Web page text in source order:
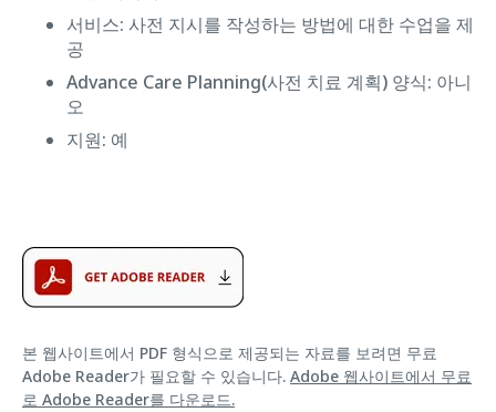
서비스: 사전 지시를 작성하는 방법에 대한 수업을 제
공
Advance Care Planning(사전 치료 계획) 양식: ‌아니
오
지원: 예
본 웹사이트에서 PDF 형식으로 제공되는 자료를 보려면 무료
Adobe Reader가 필요할 수 있습니다. Adobe 웹사이트에서 무료
로 Adobe Reader를 다운로드.